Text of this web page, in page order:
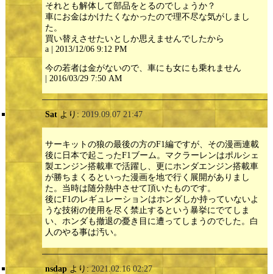
それとも解体して部品をとるのでしょうか？
車にお金はかけたくなかったので理不尽な気がしまし
た。
買い替えさせたいとしか思えませんでしたから
a | 2013/12/06 9:12 PM
今の若者は金がないので、車にも女にも乗れません
| 2016/03/29 7:50 AM
Sat より: 2019.09.07 21:47
サーキットの狼の最後の方のF1編ですが、その漫画連載
後に日本で起こったF1ブーム。マクラーレンはポルシェ
製エンジン搭載車で活躍し、更にホンダエンジン搭載車
が勝ちまくるといった漫画を地で行く展開がありまし
た。当時は随分熱中させて頂いたものです。
後にF1のレギュレーションはホンダしか持っていないよ
うな技術の使用を尽く禁止するという暴挙にでてしま
い、ホンダも撤退の憂き目に遭ってしまうのでした。白
人のやる事は汚い。
nsdap より: 2021.02.16 02:27